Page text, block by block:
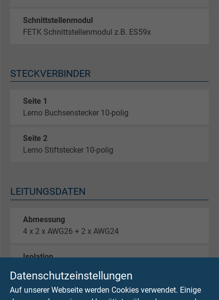
Datenschutzeinstellungen
Auf unserer Webseite werden Cookies verwendet. Einige
Schnittstellenmodul
FETK Schnittstellenmodul z.B. ES59x
STECKVERBINDER
Seite 1
Lemo Buchsenstecker 10-polig
Seite 2
Lemo Stiftstecker 10-polig
LEITUNGSDATEN
Abmessung
4 x 2 x AWG26 + 2 x AWG24
Isolation
Abschirmung